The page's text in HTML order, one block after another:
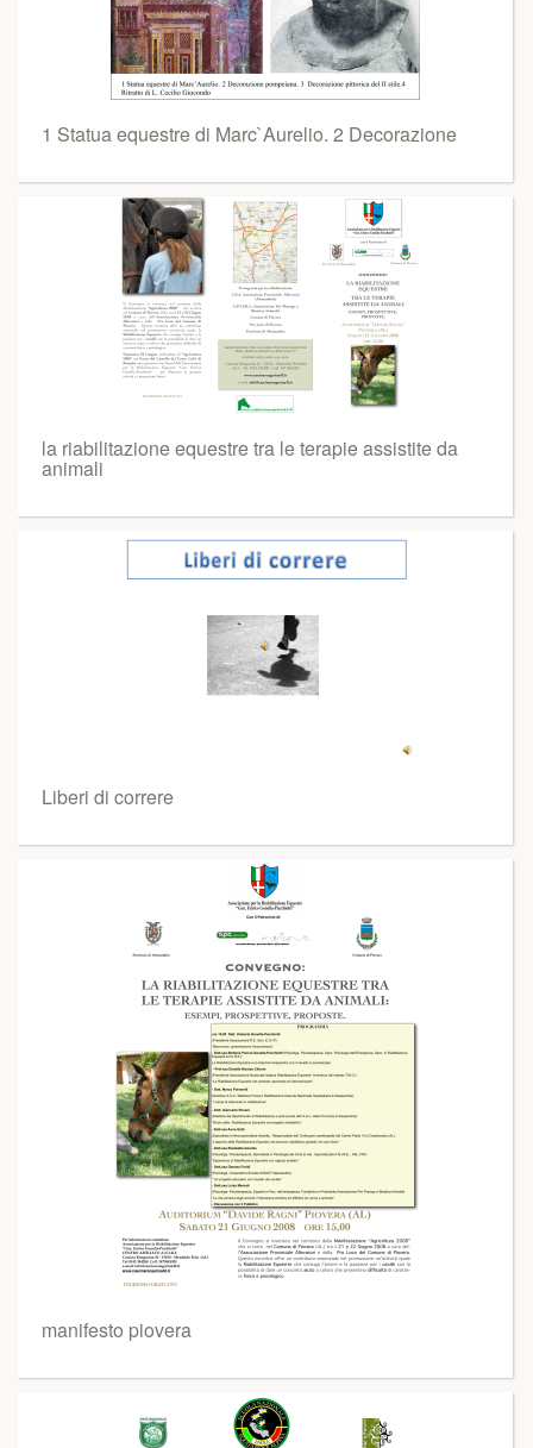
1 Statua equestre di Marc`Aurelio. 2 Decorazione
la riabilitazione equestre tra le terapie assistite da
animali
Liberi di correre
manifesto piovera